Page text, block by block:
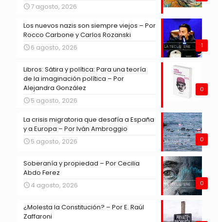
7 agosto, 2026
1
Los nuevos nazis son siempre viejos – Por
Rocco Carbone y Carlos Rozanski
6 agosto, 2026
0
Libros: Sátira y política: Para una teoría
de la imaginación política – Por
Alejandra González
5 agosto, 2026
0
La crisis migratoria que desafía a España
y a Europa – Por Iván Ambroggio
5 agosto, 2026
0
Soberanía y propiedad – Por Cecilia
Abdo Ferez
4 agosto, 2026
¿Molesta la Constitución? – Por E. Raúl
Zaffaroni